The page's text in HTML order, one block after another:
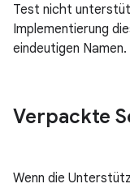
Test nicht
Implementierung
eindeutigen Namen.
Verpackte
Wenn die